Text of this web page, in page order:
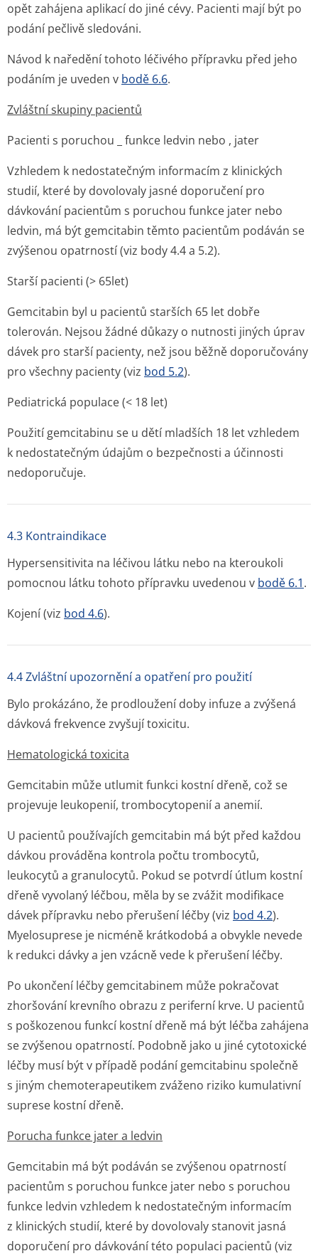
opět zahájena aplikací do jiné cévy. Pacienti mají být po
podání pečlivě sledováni.
Návod k naředění tohoto léčivého přípravku před jeho
podáním je uveden v bodě 6.6.
Zvláštní skupiny pacientů
Pacienti s poruchou _ funkce ledvin nebo , jater
Vzhledem k nedostatečným informacím z klinických
studií, které by dovolovaly jasné doporučení pro
dávkování pacientům s poruchou funkce jater nebo
ledvin, má být gemcitabin těmto pacientům podáván se
zvýšenou opatrností (viz body 4.4 a 5.2).
Starší pacienti (> 65let)
Gemcitabin byl u pacientů starších 65 let dobře
tolerován. Nejsou žádné důkazy o nutnosti jiných úprav
dávek pro starší pacienty, než jsou běžně doporučovány
pro všechny pacienty (viz bod 5.2).
Pediatrická populace (< 18 let)
Použití gemcitabinu se u dětí mladších 18 let vzhledem
k nedostatečným údajům o bezpečnosti a účinnosti
nedoporučuje.
4.3 Kontraindikace
Hypersensitivita na léčivou látku nebo na kteroukoli
pomocnou látku tohoto přípravku uvedenou v bodě 6.1.
Kojení (viz bod 4.6).
4.4 Zvláštní upozornění a opatření pro použití
Bylo prokázáno, že prodloužení doby infuze a zvýšená
dávková frekvence zvyšují toxicitu.
Hematologická toxicita
Gemcitabin může utlumit funkci kostní dřeně, což se
projevuje leukopenií, trombocytopenií a anemií.
U pacientů používajích gemcitabin má být před každou
dávkou prováděna kontrola počtu trombocytů,
leukocytů a granulocytů. Pokud se potvrdí útlum kostní
dřeně vyvolaný léčbou, měla by se zvážit modifikace
dávek přípravku nebo přerušení léčby (viz bod 4.2).
Myelosuprese je nicméně krátkodobá a obvykle nevede
k redukci dávky a jen vzácně vede k přerušení léčby.
Po ukončení léčby gemcitabinem může pokračovat
zhoršování krevního obrazu z periferní krve. U pacientů
s poškozenou funkcí kostní dřeně má být léčba zahájena
se zvýšenou opatrností. Podobně jako u jiné cytotoxické
léčby musí být v případě podání gemcitabinu společně
s jiným chemoterapeutikem zváženo riziko kumulativní
suprese kostní dřeně.
Porucha funkce jater a ledvin
Gemcitabin má být podáván se zvýšenou opatrností
pacientům s poruchou funkce jater nebo s poruchou
funkce ledvin vzhledem k nedostatečným informacím
z klinických studií, které by dovolovaly stanovit jasná
doporučení pro dávkování této populaci pacientů (viz